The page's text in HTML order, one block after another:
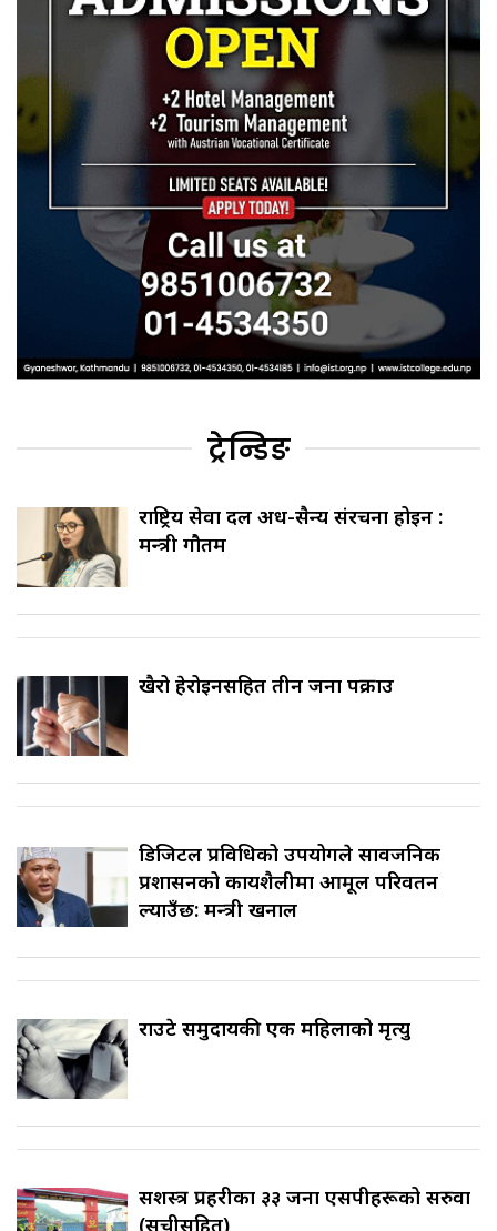
ट्रेन्डिङ
राष्ट्रिय सेवा दल अर्ध-सैन्य संरचना होइन :
मन्त्री गौतम
खैरो हेरोइनसहित तीन जना पक्राउ
डिजिटल प्रविधिको उपयोगले सार्वजनिक
प्रशासनको कार्यशैलीमा आमूल परिवर्तन
ल्याउँछ: मन्त्री खनाल
राउटे समुदायकी एक महिलाको मृत्यु
सशस्त्र प्रहरीका ३३ जना एसपीहरूको सरुवा
(सूचीसहित)